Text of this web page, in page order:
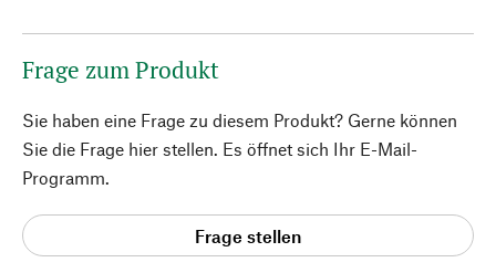
Frage zum Produkt
Sie haben eine Frage zu diesem Produkt? Gerne können
Sie die Frage hier stellen. Es öffnet sich Ihr E-Mail-
Programm.
Frage stellen